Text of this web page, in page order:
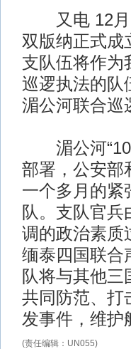
又电 12月9
双版纳正式成
支队伍将作为
巡逻执法的队
湄公河联合巡
湄公河
部署，公安部
一个多月的紧
队。支队官兵
调的政治素质
缅泰四国联合
队将与其他三
共同防范、打
发事件，维护
(责任编辑：UN055)